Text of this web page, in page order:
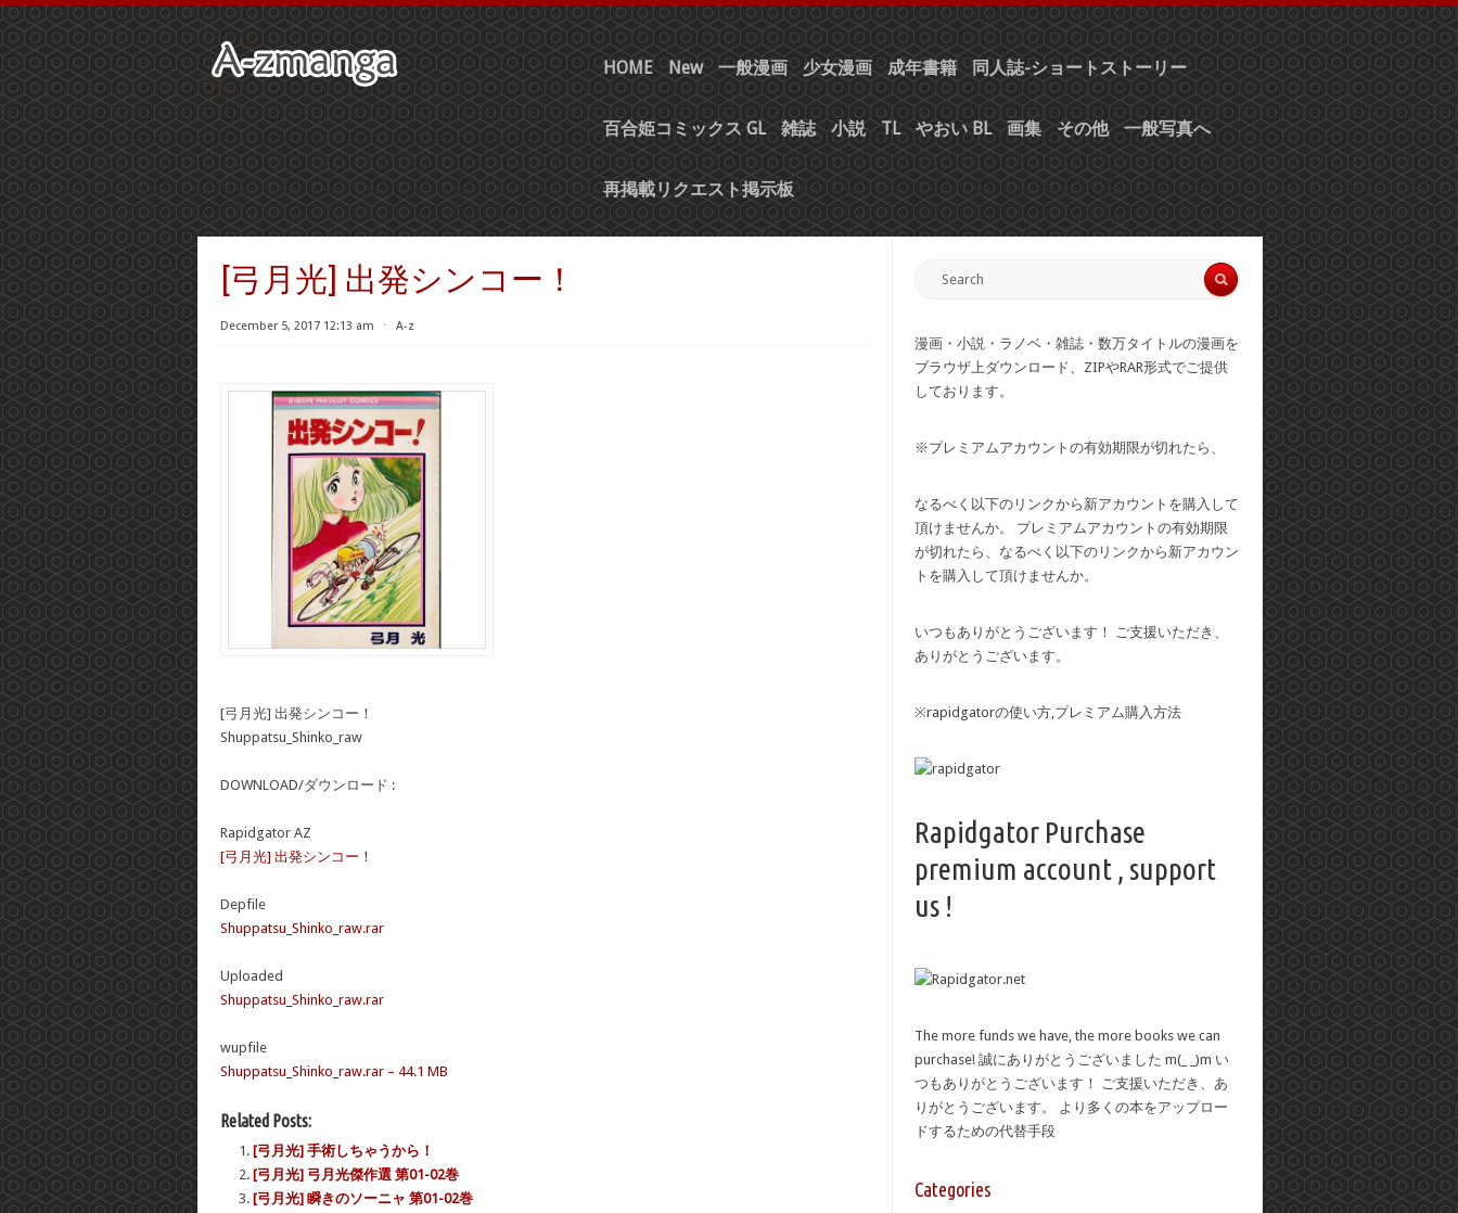
HOME New 一般漫画 少女漫画 成年書籍 同人誌-ショートストーリー
百合姫コミックス GL 雑誌 小説 TL やおい BL 画集 その他 一般写真へ
再掲載リクエスト掲示板
[弓月光] 出発シンコー！
December 5, 2017 12:13 am ⋅ A-z
[弓月光] 出発シンコー！
Shuppatsu_Shinko_raw
DOWNLOAD/ダウンロード :
Rapidgator AZ
[弓月光] 出発シンコー！
Depfile
Shuppatsu_Shinko_raw.rar
Uploaded
Shuppatsu_Shinko_raw.rar
wupfile
Shuppatsu_Shinko_raw.rar – 44.1 MB
Related Posts:
[弓月光] 手術しちゃうから！
[弓月光] 弓月光傑作選 第01-02巻
[弓月光] 瞬きのソーニャ 第01-02巻
漫画・小説・ラノベ・雑誌・数万タイトルの漫画を
ブラウザ上ダウンロード、ZIPやRAR形式でご提供
しております。
※プレミアムアカウントの有効期限が切れたら、
なるべく以下のリンクから新アカウントを購入して
頂けませんか。 プレミアムアカウントの有効期限
が切れたら、なるべく以下のリンクから新アカウン
トを購入して頂けませんか。
いつもありがとうございます！ ご支援いただき、
ありがとうございます。
※rapidgatorの使い方,プレミアム購入方法
Rapidgator Purchase
premium account , support
us !
The more funds we have, the more books we can
purchase! 誠にありがとうございました m(_ _)m い
つもありがとうございます！ ご支援いただき、あ
りがとうございます。 より多くの本をアップロー
ドするための代替手段
Categories